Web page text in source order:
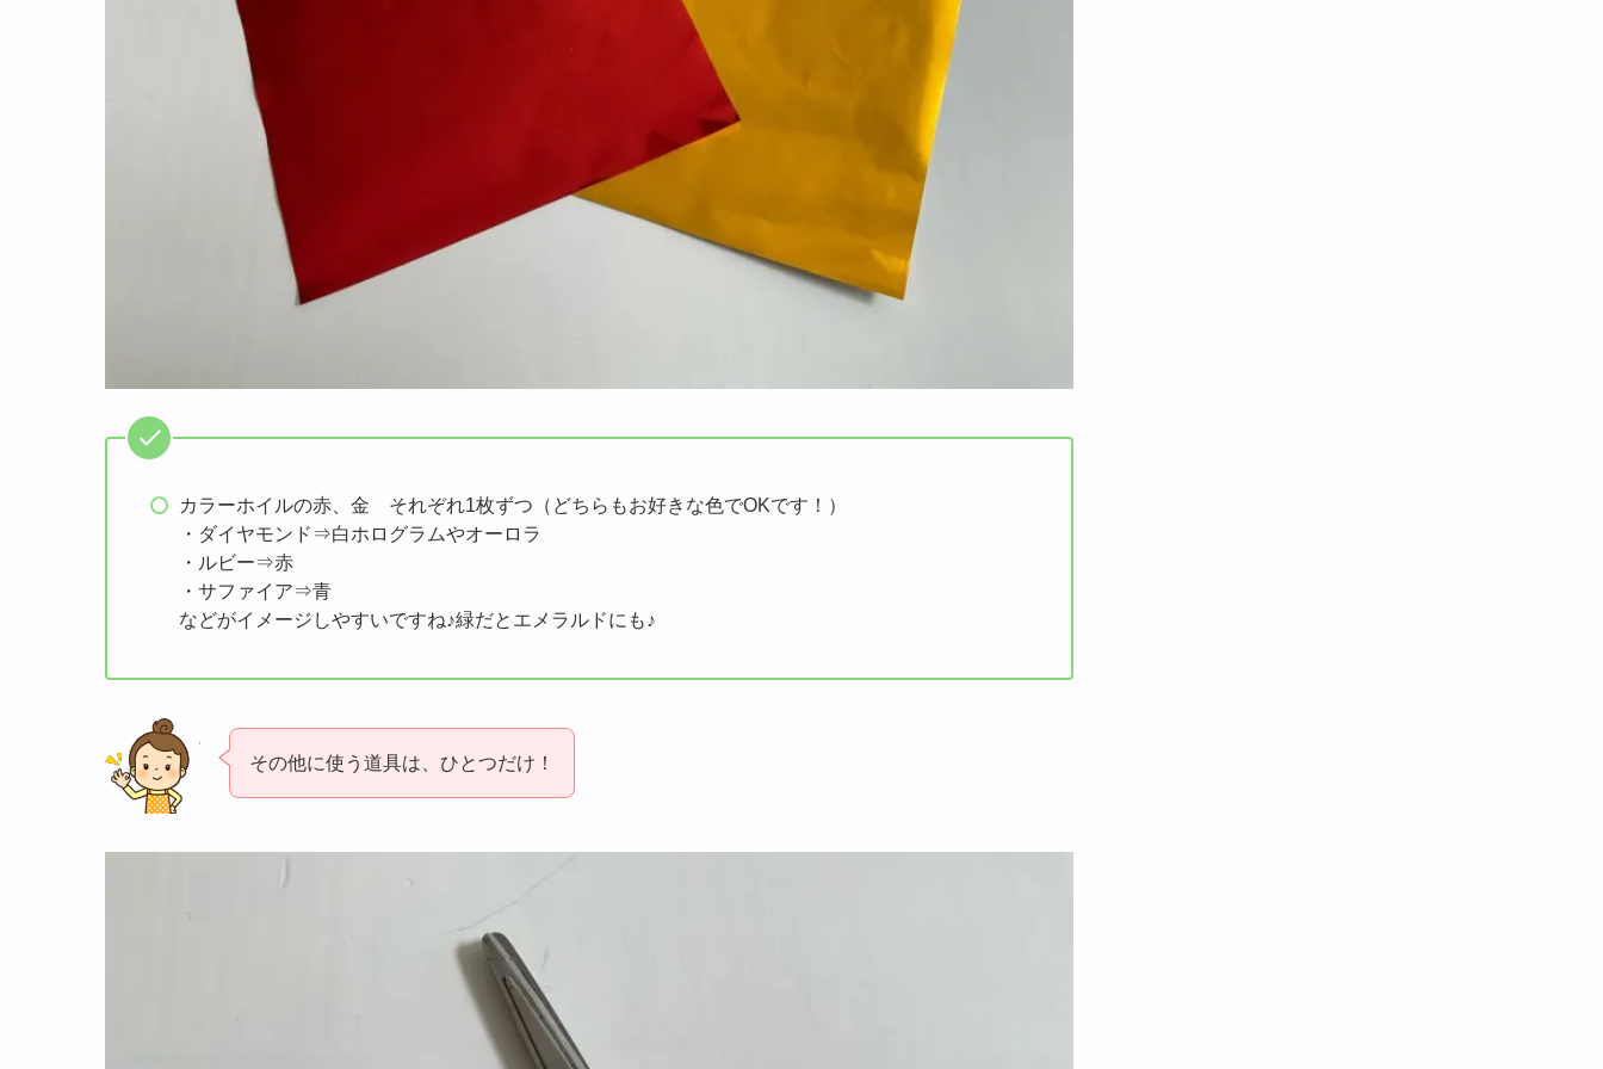
カラーホイルの赤、金 それぞれ1枚ずつ（どちらもお好きな色でOKです！）
・ダイヤモンド⇒白ホログラムやオーロラ
・ルビー⇒赤
・サファイア⇒青
などがイメージしやすいですね♪緑だとエメラルドにも♪
その他に使う道具は、ひとつだけ！